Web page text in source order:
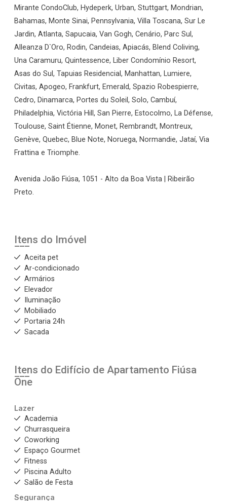
Mirante CondoClub, Hydeperk, Urban, Stuttgart, Mondrian,
Bahamas, Monte Sinai, Pennsylvania, Villa Toscana, Sur Le
Jardin, Atlanta, Sapucaia, Van Gogh, Cenário, Parc Sul,
Alleanza D`Oro, Rodin, Candeias, Apiacás, Blend Coliving,
Una Caramuru, Quintessence, Liber Condomínio Resort,
Asas do Sul, Tapuias Residencial, Manhattan, Lumiere,
Civitas, Apogeo, Frankfurt, Emerald, Spazio Robespierre,
Cedro, Dinamarca, Portes du Soleil, Solo, Cambuí,
Philadelphia, Victória Hill, San Pierre, Estocolmo, La Défense,
Toulouse, Saint Étienne, Monet, Rembrandt, Montreux,
Genève, Quebec, Blue Note, Noruega, Normandie, Jataí, Via
Frattina e Triomphe.
Avenida João Fiúsa, 1051 - Alto da Boa Vista | Ribeirão
Preto.
Itens do Imóvel
Aceita pet
Ar-condicionado
Armários
Elevador
Iluminação
Mobiliado
Portaria 24h
Sacada
Itens do Edifício de Apartamento Fiúsa
One
Lazer
Academia
Churrasqueira
Coworking
Espaço Gourmet
Fitness
Piscina Adulto
Salão de Festa
Segurança